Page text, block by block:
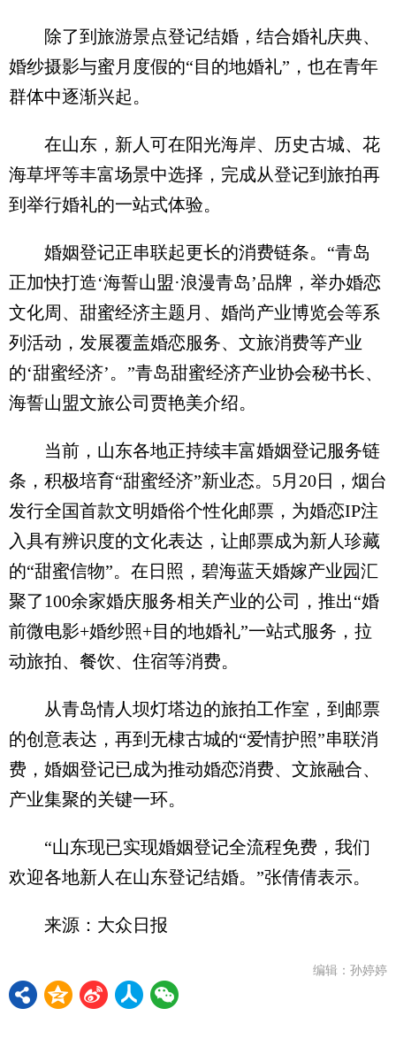
除了到旅游景点登记结婚，结合婚礼庆典、
婚纱摄影与蜜月度假的“目的地婚礼”，也在青年
群体中逐渐兴起。
在山东，新人可在阳光海岸、历史古城、花
海草坪等丰富场景中选择，完成从登记到旅拍再
到举行婚礼的一站式体验。
婚姻登记正串联起更长的消费链条。“青岛
正加快打造‘海誓山盟·浪漫青岛’品牌，举办婚恋
文化周、甜蜜经济主题月、婚尚产业博览会等系
列活动，发展覆盖婚恋服务、文旅消费等产业
的‘甜蜜经济’。”青岛甜蜜经济产业协会秘书长、
海誓山盟文旅公司贾艳美介绍。
当前，山东各地正持续丰富婚姻登记服务链
条，积极培育“甜蜜经济”新业态。5月20日，烟台
发行全国首款文明婚俗个性化邮票，为婚恋IP注
入具有辨识度的文化表达，让邮票成为新人珍藏
的“甜蜜信物”。在日照，碧海蓝天婚嫁产业园汇
聚了100余家婚庆服务相关产业的公司，推出“婚
前微电影+婚纱照+目的地婚礼”一站式服务，拉
动旅拍、餐饮、住宿等消费。
从青岛情人坝灯塔边的旅拍工作室，到邮票
的创意表达，再到无棣古城的“爱情护照”串联消
费，婚姻登记已成为推动婚恋消费、文旅融合、
产业集聚的关键一环。
“山东现已实现婚姻登记全流程免费，我们
欢迎各地新人在山东登记结婚。”张倩倩表示。
来源：大众日报
编辑：孙婷婷